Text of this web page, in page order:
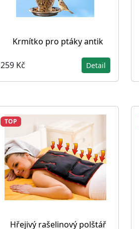
Krmítko pro ptáky antik
259 Kč Detail
TOP
Hřejivý rašelinový polštář